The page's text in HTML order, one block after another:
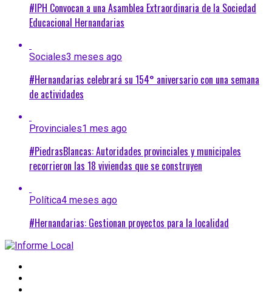
#IPH Convocan a una Asamblea Extraordinaria de la Sociedad
Educacional Hernandarias
Sociales3 meses ago
#Hernandarias celebrará su 154° aniversario con una semana
de actividades
Provinciales1 mes ago
#PiedrasBlancas: Autoridades provinciales y municipales
recorrieron las 18 viviendas que se construyen
Política4 meses ago
#Hernandarias: Gestionan proyectos para la localidad